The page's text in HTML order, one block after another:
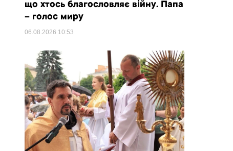
що хтось благословляє війну. Папа
– голос миру
06.08.2026 10:53